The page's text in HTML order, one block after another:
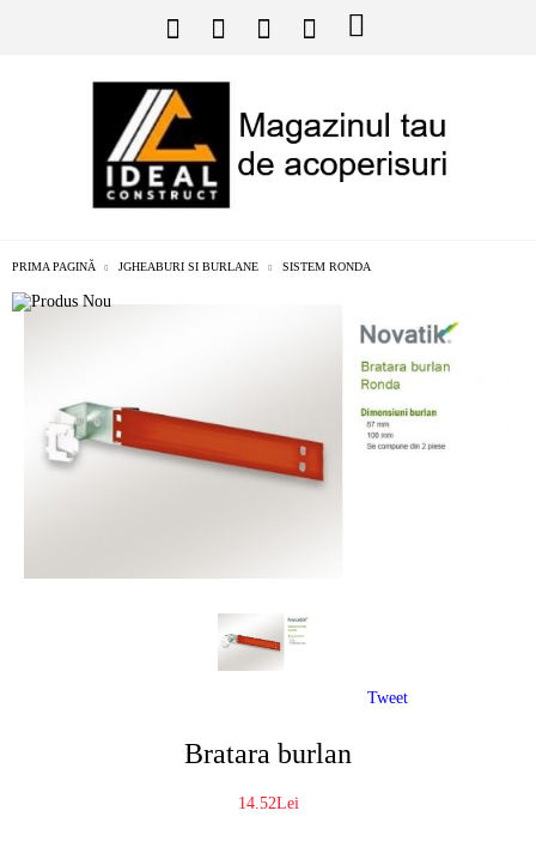
PRIMA PAGINĂ JGHEABURI SI BURLANE SISTEM RONDA
Bratara burlan
14.52Lei
Tweet